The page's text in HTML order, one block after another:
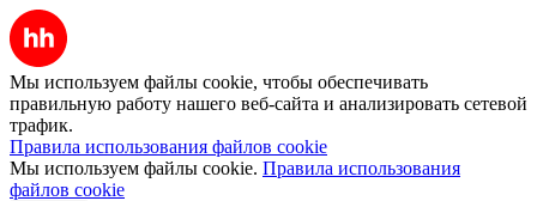
Мы используем файлы cookie, чтобы обеспечивать
правильную работу нашего веб-сайта и анализировать сетевой
трафик.
Правила использования файлов cookie
Мы используем файлы cookie. Правила использования
файлов cookie